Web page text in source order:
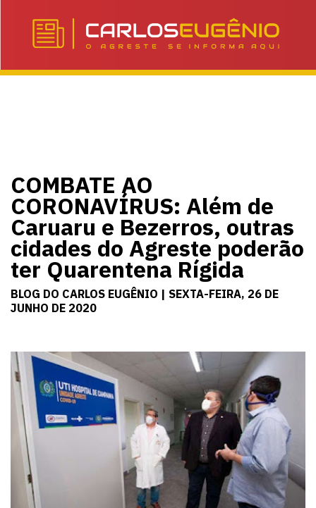
COMBATE AO
CORONAVÍRUS: Além de
Caruaru e Bezerros, outras
cidades do Agreste poderão
ter Quarentena Rígida
BLOG DO CARLOS EUGÊNIO | SEXTA-FEIRA, 26 DE
JUNHO DE 2020